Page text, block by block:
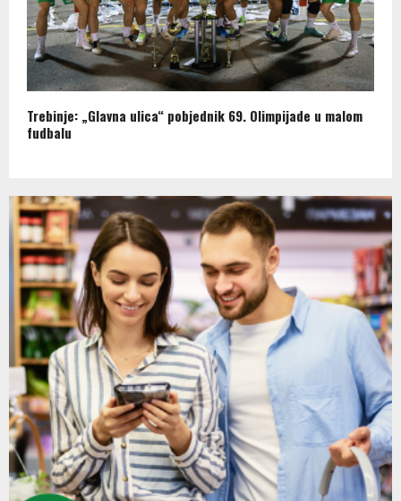
Trebinje: „Glavna ulica“ pobjednik 69. Olimpijade u malom
fudbalu